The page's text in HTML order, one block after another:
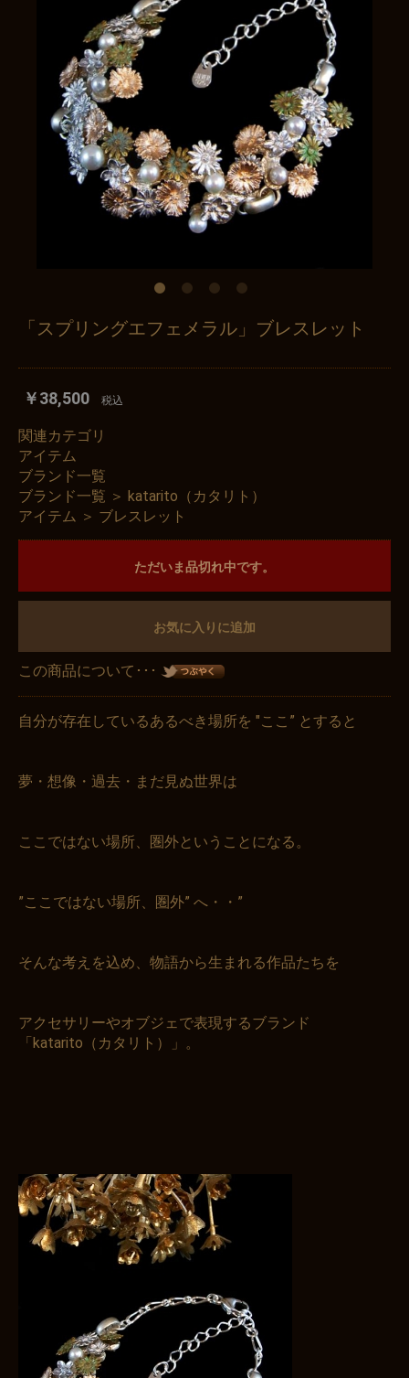
「スプリングエフェメラル」ブレスレット
￥38,500 税込
関連カテゴリ
アイテム
ブランド一覧
ブランド一覧 ＞ katarito（カタリト）
アイテム ＞ ブレスレット
ただいま品切れ中です。
お気に入りに追加
この商品について･･･
自分が存在しているあるべき場所を "ここ” とすると
夢・想像・過去・まだ見ぬ世界は
ここではない場所、圏外ということになる。
”ここではない場所、圏外” へ・・”
そんな考えを込め、物語から生まれる作品たちを
アクセサリーやオブジェで表現するブランド
「katarito（カタリト）」。